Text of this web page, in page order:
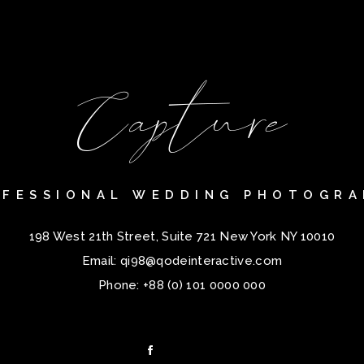
WEDDING
198 West 21th Street, Suite 721 New York NY 10010
Email: qi98@qodeinteractive.com
Phone: +88 (0) 101 0000 000